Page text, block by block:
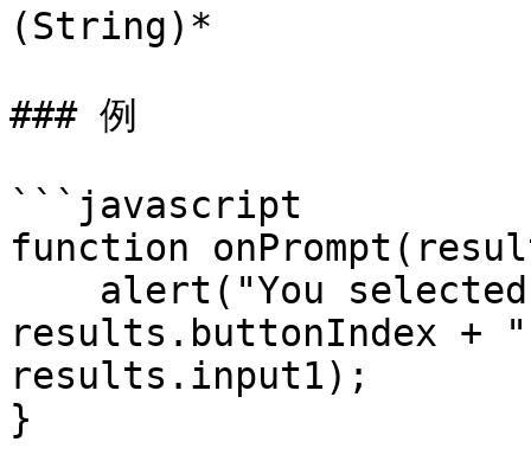
(String)*
### 例
```javascript
function
results.buttonIndex +
results.input1);
}